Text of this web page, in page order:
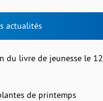
actualités
du livre de jeunesse le 12
de printemps